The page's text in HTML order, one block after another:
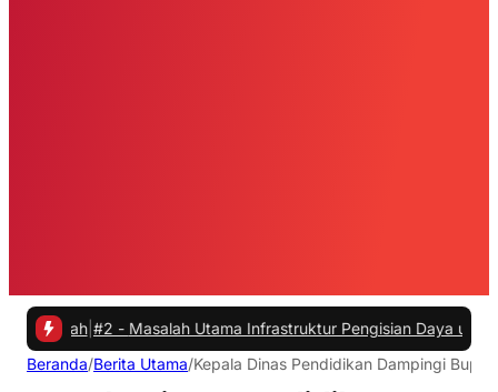
#2 - Masalah Utama Infrastruktur Pengisian Daya untuk Mobil
Beranda/Berita Utama/Kepala Dinas Pendidikan Dampingi